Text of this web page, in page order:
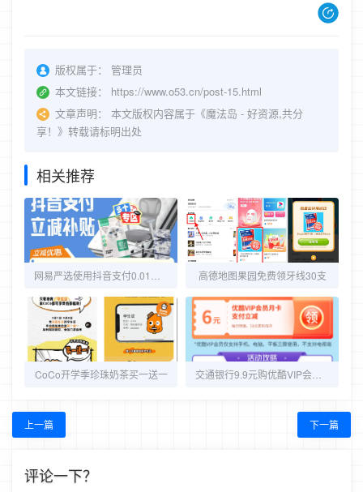
版权属于：
管理员
本文链接：
https://www.o53.cn/post-15.html
文章声明：
本文版权内容属于《魔法岛 - 好资源,共分
享！》转载请标明出处
相关推荐
高德地图果园免费领牙线30支
CoCo开学季珍珠奶茶买一送一
上一篇 下一篇
评论一下？